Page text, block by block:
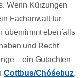
Wenn Kürzungen
Fachanwalt für
übernimmt ebenfalls
und Recht
– ein Gutachten
Cottbus/Chóśebuz,